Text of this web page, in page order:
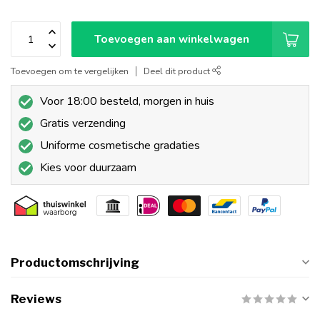
Toevoegen aan winkelwagen
Toevoegen om te vergelijken Deel dit product
Voor 18:00 besteld, morgen in huis
Gratis verzending
Uniforme cosmetische gradaties
Kies voor duurzaam
Productomschrijving
Reviews